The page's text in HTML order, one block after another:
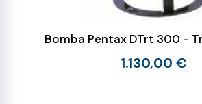
Bomba Pentax DTrt 300 -
1.130,00 €